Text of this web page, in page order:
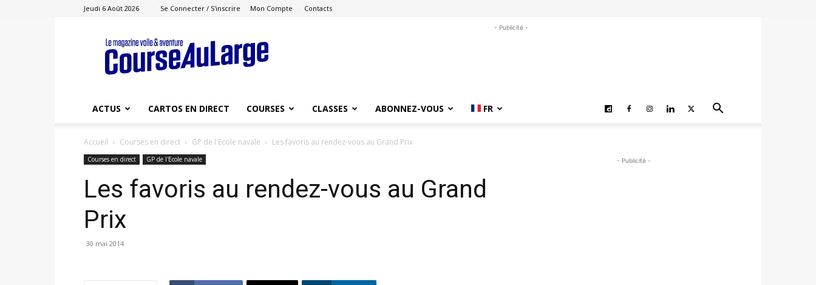
Jeudi 6 Août 2026 Se Connecter / S'inscrire Mon Compte Contacts
Course
au
Large
- Publicité -
ACTUS CARTOS EN DIRECT COURSES CLASSES ABONNEZ-VOUS FR
Accueil Courses en direct GP de l'Ecole navale Les favoris au rendez-vous au Grand Prix
Courses en direct GP de l'Ecole navale
Les favoris au rendez-vous au Grand
Prix
30 mai 2014
- Publicité -